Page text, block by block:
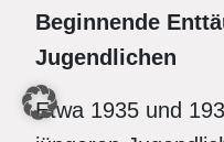
Beginnende
Jugendlichen
Etwa 1935 und